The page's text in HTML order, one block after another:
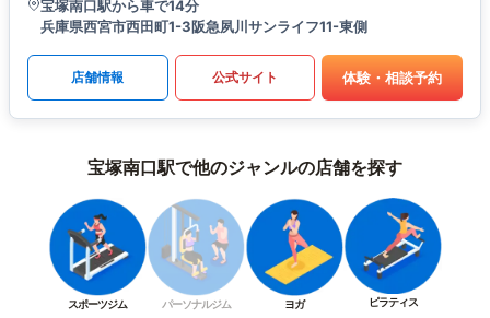
宝塚南口駅から車で14分
兵庫県西宮市西田町1-3阪急夙川サンライフ11-東側
店舗情報 公式サイト 体験・相談予約
宝塚南口駅で他のジャンルの店舗を探す
スポーツジム パーソナルジム ヨガ ピラティス